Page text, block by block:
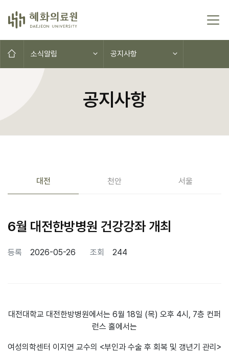
콘텐츠로 이동
홈으로소식알림 공지사항
공지사항
공지사항(대전,천안,서울)
대전 천안 서울
6월 대전한방병원 건강강좌 개최
페이지 정보
등록 2026-05-26 조회 244
본문
대전대학교 대전한방병원에서는 6월 18일 (목) 오후 4시, 7층 컨퍼
런스 홀에서는
여성의학센터 이지연 교수의 <부인과 수술 후 회복 및 갱년기 관리>